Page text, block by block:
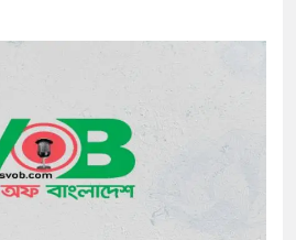
গ্রেফতার
টাকার জাল নোটসহ দুইজনকে গ্রেফতার